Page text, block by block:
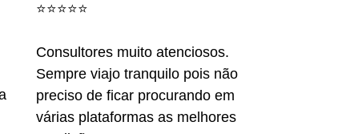
⭐️⭐️⭐️⭐️⭐️
Consultores muito atenciosos.
Sempre viajo tranquilo pois não
preciso de ficar procurando em
várias plataformas as melhores